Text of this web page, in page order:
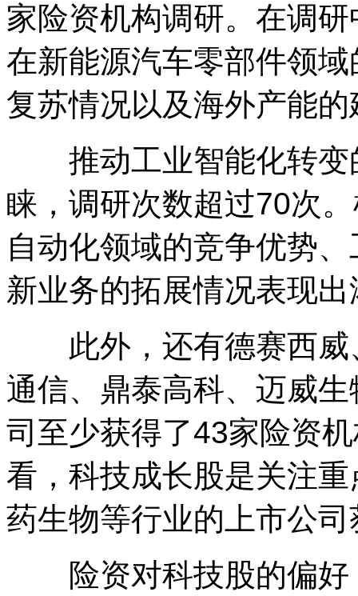
家险资机构调研。在调
在新能源汽车零部件领
复苏情况以及海外产能
推动工业智能化转变
睐，调研次数超过70次
自动化领域的竞争优势
新业务的拓展情况表现
此外，还有德赛西威
通信、鼎泰高科、迈威
司至少获得了43家险资
看，科技成长股是关注
药生物等行业的上市公
险资对科技股的偏好